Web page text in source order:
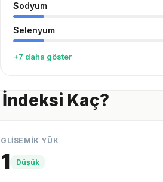
Sodyum
Selenyum
+7 daha göster
İndeksi Kaç?
GLİSEMİK YÜK
1 Düşük